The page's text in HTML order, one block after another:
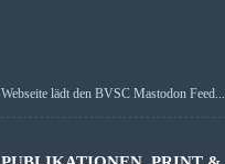
Webseite lädt den BVSC Mastodon Feed...